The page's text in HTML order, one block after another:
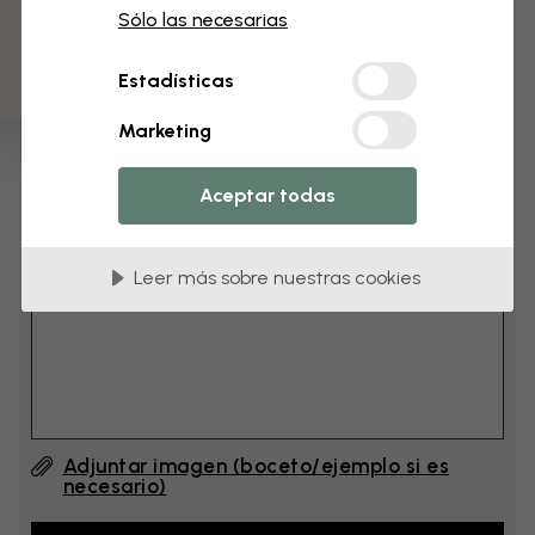
Añade 6–10 cm al ancho y a la altura
Añadir comentario
Comentario (English) #1
Adjuntar imagen (boceto/ejemplo si es
necesario)
Sólo las necesarias
Estadísticas
Marketing
Aceptar todas
Leer más sobre nuestras cookies